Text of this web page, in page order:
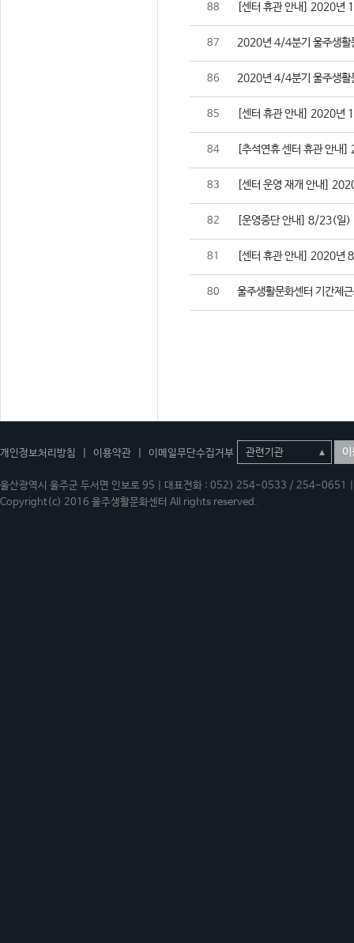
88 [센터 휴관 안내] 2020년
87 2020년 4/4분기 울주생활
86 2020년 4/4분기 울주생활
85 [센터 휴관 안내] 2020년
84 [추석연휴 센터 휴관 안
83 [센터 운영 재개 안내]
82 [운영중단 안내] 8/23(일)
81 [센터 휴관 안내] 2020년
80 울주생활문화센터 기간제
개인정보처리방침 이용약관 이메일무단수집거부 이
울산광역시 울주군 두서면 인보로 95 | 대표전화 : 052) 254-0533 / 254-
Copyright(c) 2016 울주생활문화센터 All rights reserved.